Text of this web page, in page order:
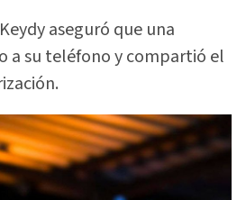
aseguró que una
a su teléfono y compartió el